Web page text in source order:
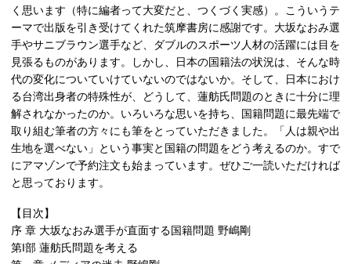
く思います（特に編者って大変だと、つくづく実感）。こういうテ
ーマで出版を引き受けてくれた筑摩書房に感謝です。大坂なおみ選
手やサニブラウン選手など、ダブルのスポーツ人材の活躍には目を
見張るものがあります。しかし、日本の国籍法の状況は、そんな時
代の変化についていけていないのではないか。そして、日本におけ
る台湾出身者の特殊性が、どうして、蓮舫氏問題のときに十分に理
解されなかったのか。いろいろな思いを持ち、国籍問題に最先端で
取り組む筆者の方々にも筆をとっていただきました。「人は親や出
生地を選べない」という事実と国籍の問題をどう考えるのか。すで
にアマゾンで予約注文も始まっています。ぜひご一読いただければ
と思っております。
【目次】
序 章 大坂なおみ選手が直面する国籍問題 野嶋剛
第I部 蓮舫氏問題を考える